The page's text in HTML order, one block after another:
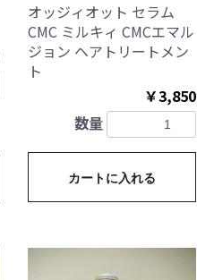
オッジィオット セラム
CMC ミルキィ CMCエマル
ジョン ヘアトリートメン
ト
￥3,850
数量
カートに入れる